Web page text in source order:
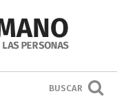
BUSCAR